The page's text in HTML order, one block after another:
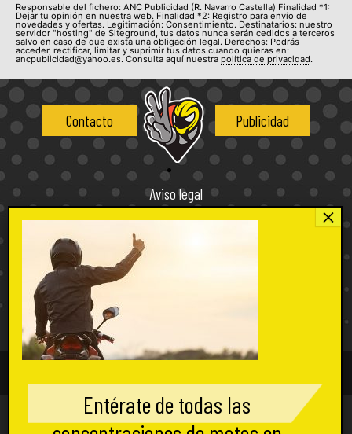
Responsable del fichero: ANC Publicidad (R. Navarro Castella) Finalidad *1:
Dejar tu opinión en nuestra web. Finalidad *2: Registro para envío de
novedades y ofertas. Legitimación: Consentimiento. Destinatarios: nuestro
servidor "hosting" de Siteground, tus datos nunca serán cedidos a terceros
salvo en caso de que exista una obligación legal. Derechos: Podrás
acceder, rectificar, limitar y suprimir tus datos cuando quieras en:
ancpublicidad@yahoo.es. Consulta aquí nuestra política de privacidad.
Contacto Publicidad
Aviso legal
Política de privacidad
Política de cookies
Condiciones de uso
Condiciones de compra
2026 concentacionesdemotos.com, tu web de concentraciones moteras
PATROCINADORES:
Entérate de todas las